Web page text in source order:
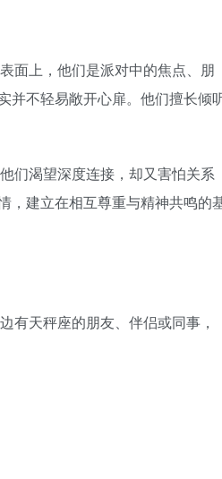
面上，他们是派对中的焦点、朋
并不轻易敞开心扉。他们擅长倾
们渴望深度连接，却又害怕关系
，建立在相互尊重与精神共鸣的
有天秤座的朋友、伴侣或同事，